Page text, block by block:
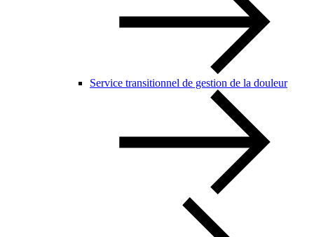
Service transitionnel de gestion de la douleur